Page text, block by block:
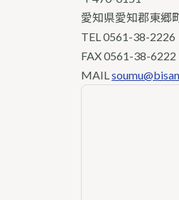
愛知県愛知郡東郷
TEL0561-38-2226
FAX 0561-38-6222
MAIL